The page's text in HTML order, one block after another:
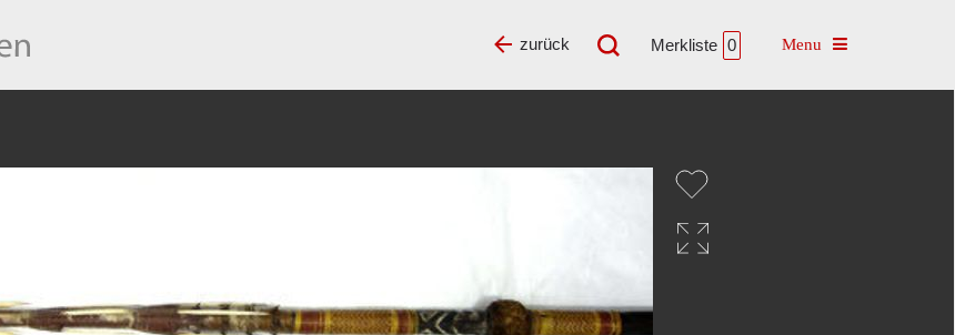
Merkliste 0 Toggle navigation
zurück